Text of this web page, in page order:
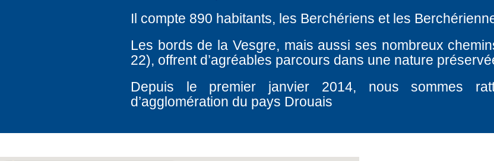
Il compte 890 habitants, les Berchériens et les
Les bords de la Vesgre, mais aussi ses nombreux
22), offrent d’agréables parcours dans une nature
Depuis le premier janvier 2014, nous sommes
d’agglomération du pays Drouais